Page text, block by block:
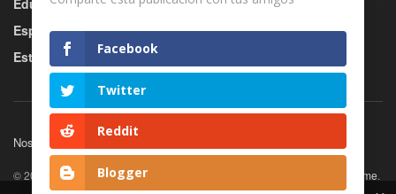
Educación
Esports
Estilo De Vida
Música Urbana
Nacional
Negocio
Nosotros
© 2026 JNews - Premium WordPress news & magazine theme by Jegtheme.
Facebook
Twitter
Reddit
Blogger